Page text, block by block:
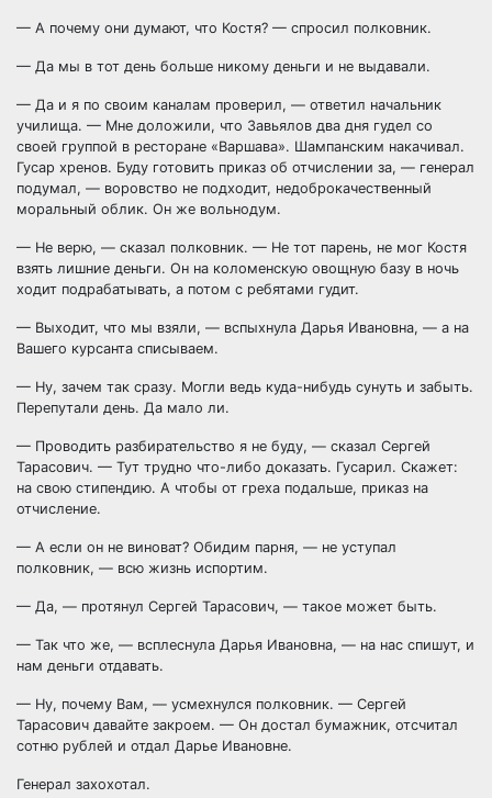
— А почему они думают, что Костя? — спросил полковник.
— Да мы в тот день больше никому деньги и не выдавали.
— Да и я по своим каналам проверил, — ответил начальник
училища. — Мне доложили, что Завьялов два дня гудел со
своей группой в ресторане «Варшава». Шампанским накачивал.
Гусар хренов. Буду готовить приказ об отчислении за, — генерал
подумал, — воровство не подходит, недоброкачественный
моральный облик. Он же вольнодум.
— Не верю, — сказал полковник. — Не тот парень, не мог Костя
взять лишние деньги. Он на коломенскую овощную базу в ночь
ходит подрабатывать, а потом с ребятами гудит.
— Выходит, что мы взяли, — вспыхнула Дарья Ивановна, — а на
Вашего курсанта списываем.
— Ну, зачем так сразу. Могли ведь куда-нибудь сунуть и забыть.
Перепутали день. Да мало ли.
— Проводить разбирательство я не буду, — сказал Сергей
Тарасович. — Тут трудно что-либо доказать. Гусарил. Скажет:
на свою стипендию. А чтобы от греха подальше, приказ на
отчисление.
— А если он не виноват? Обидим парня, — не уступал
полковник, — всю жизнь испортим.
— Да, — протянул Сергей Тарасович, — такое может быть.
— Так что же, — всплеснула Дарья Ивановна, — на нас спишут, и
нам деньги отдавать.
— Ну, почему Вам, — усмехнулся полковник. — Сергей
Тарасович давайте закроем. — Он достал бумажник, отсчитал
сотню рублей и отдал Дарье Ивановне.
Генерал захохотал.